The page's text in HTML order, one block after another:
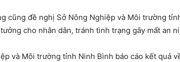
cũng đề nghị Sở Nông Nghiệp và Môi trường
cho nhân dân, tránh tình trạng gây mất an
và Môi trường tỉnh Ninh Bình báo cáo kết quả